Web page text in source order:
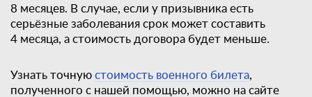
8 месяцев. В случае, если у призывника есть
серьёзные заболевания срок может составить
4 месяца, а стоимость договора будет меньше.
Узнать точную стоимость военного билета,
полученного с нашей помощью, можно на сайте